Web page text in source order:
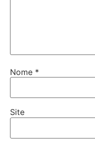
Nome *
Site